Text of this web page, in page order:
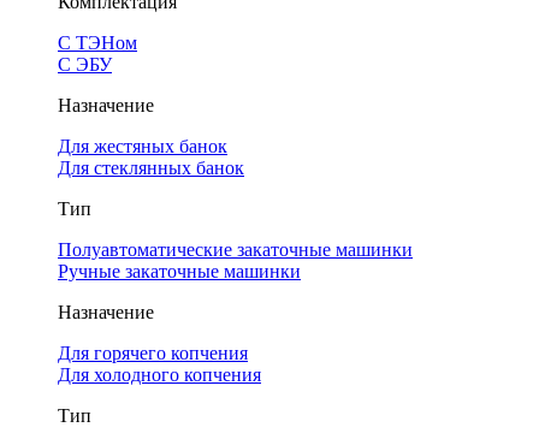
С ТЭНом
С ЭБУ
Назначение
Для жестяных банок
Для стеклянных банок
Тип
Полуавтоматические закаточные машинки
Ручные закаточные машинки
Назначение
Для горячего копчения
Для холодного копчения
Тип